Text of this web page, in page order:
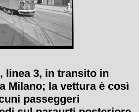
linea 3, in transito in
Milano; la vettura è così
passeggeri